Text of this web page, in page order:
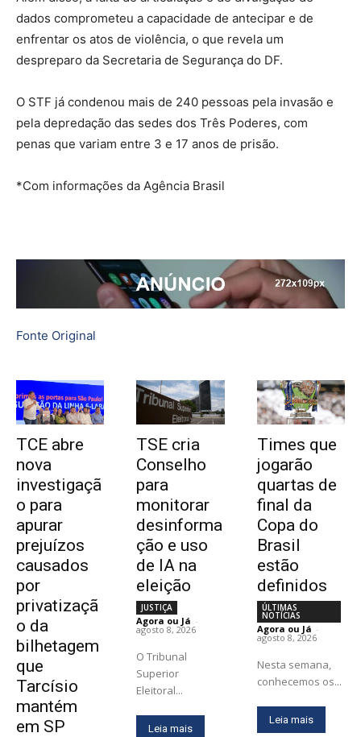
dados comprometeu a capacidade de antecipar e de
enfrentar os atos de violência, o que revela um
despreparo da Secretaria de Segurança do DF.
O STF já condenou mais de 240 pessoas pela invasão e
pela depredação das sedes dos Três Poderes, com
penas que variam entre 3 e 17 anos de prisão.
*Com informações da Agência Brasil
Fonte Original
TCE abre
nova
investigaçã
o para
apurar
prejuízos
causados
por
privatizaçã
o da
bilhetagem
que
Tarcísio
mantém
em SP
TSE cria
Conselho
para
monitorar
desinforma
ção e uso
de IA na
eleição
JUSTIÇA
Agora ou Já -
agosto 8, 2026
O Tribunal
Superior
Eleitoral...
Leia mais
Times que
jogarão
quartas de
final da
Copa do
Brasil
estão
definidos
ÚLTIMAS
NOTÍCIAS
Agora ou Já -
agosto 8, 2026
Nesta semana,
conhecemos os...
Leia mais